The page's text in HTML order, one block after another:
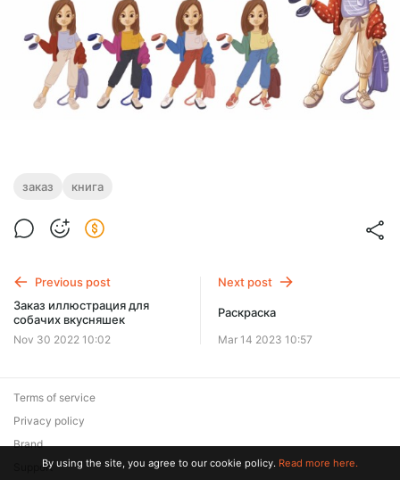
заказ книга
Previous post
Заказ иллюстрация для
собачих вкусняшек
Nov 30 2022 10:02
Next post
Раскраска
Mar 14 2023 10:57
Terms of service
Privacy policy
Brand
SupportBy using the site, you agree to our cookie policy. Read more here.